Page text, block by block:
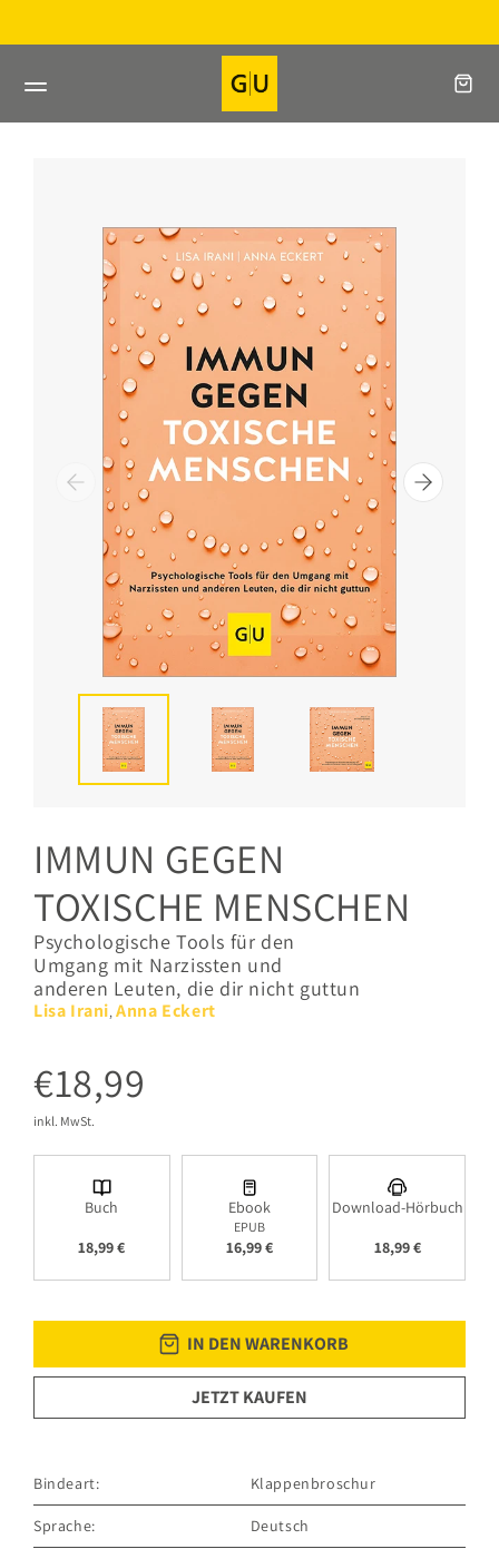
Inhalt
IMMUN GEGEN
TOXISCHE MENSCHEN
Psychologische Tools für den
Umgang mit Narzissten und
anderen Leuten, die dir nicht guttun
Lisa Irani,Anna Eckert
€18,99
inkl. MwSt.
Buch
18,99 €
Ebook
EPUB
16,99 €
Download-Hörbuch
18,99 €
IN DEN WARENKORB
JETZT KAUFEN
Bindeart: Klappenbroschur
Sprache: Deutsch